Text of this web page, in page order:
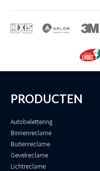
PRODUCTEN
Autobelettering
Binnenreclame
Buitenreclame
Gevelreclame
Lichtreclame